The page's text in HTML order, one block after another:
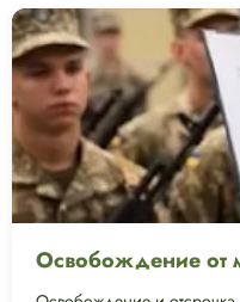
Освобождение от